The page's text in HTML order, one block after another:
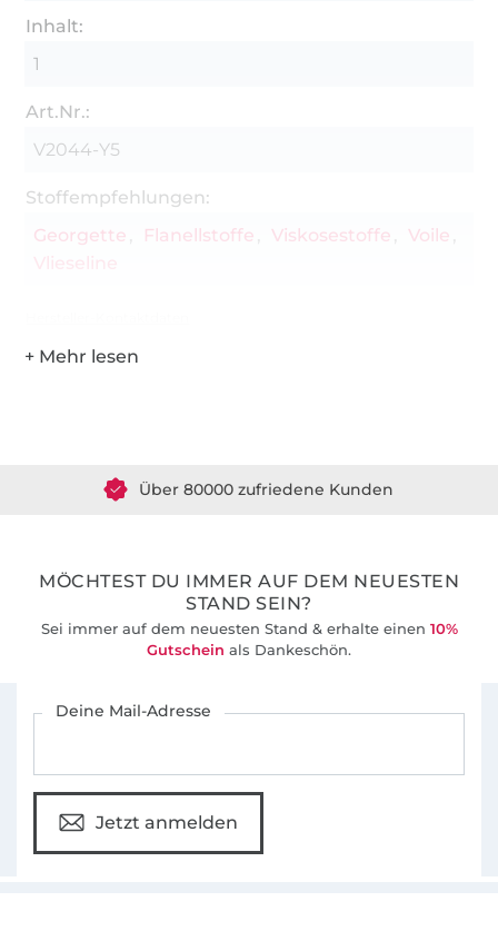
Inhalt:
1
Art.Nr.:
V2044-Y5
Stoffempfehlungen:
Georgette
Flanellstoffe Viskosestoffe
Voile
Vlieseline
MÖCHTEST DU IMMER AUF DEM NEUESTEN
STAND SEIN?
Sei immer auf dem neuesten Stand & erhalte einen 10%
Gutschein als Dankeschön.
Deine Mail-Adresse
Jetzt anmelden